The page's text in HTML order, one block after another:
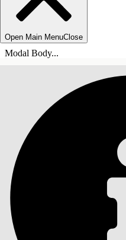
Open Main MenuClose
Modal Body...
INDHOLD